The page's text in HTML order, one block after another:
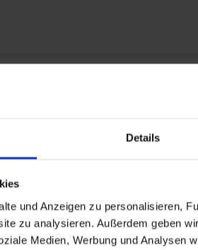
Details
und Anzeigen zu personalisieren,
zu analysieren. Außerdem geben
Medien, Werbung und Analysen